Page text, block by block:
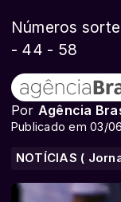
Números
- 44 - 58
Por Agência
Publicado em 03/
NOTÍCIAS (